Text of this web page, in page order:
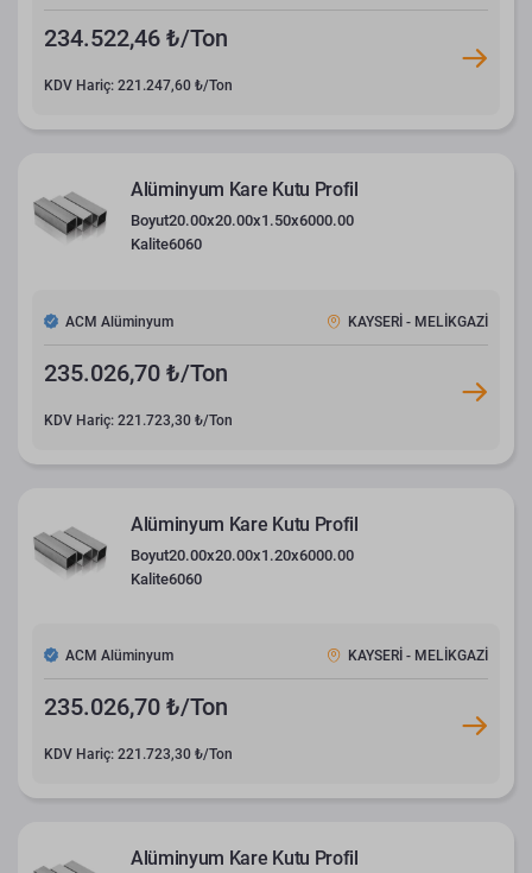
234.522,46 ₺/Ton
KDV Hariç: 221.247,60 ₺/Ton
Alüminyum Kare Kutu Profil
Boyut20.00x20.00x1.50x6000.00
Kalite6060
ACM Alüminyum KAYSERİ - MELİKGAZİ
235.026,70 ₺/Ton
KDV Hariç: 221.723,30 ₺/Ton
Alüminyum Kare Kutu Profil
Boyut20.00x20.00x1.20x6000.00
Kalite6060
ACM Alüminyum KAYSERİ - MELİKGAZİ
235.026,70 ₺/Ton
KDV Hariç: 221.723,30 ₺/Ton
Alüminyum Kare Kutu Profil